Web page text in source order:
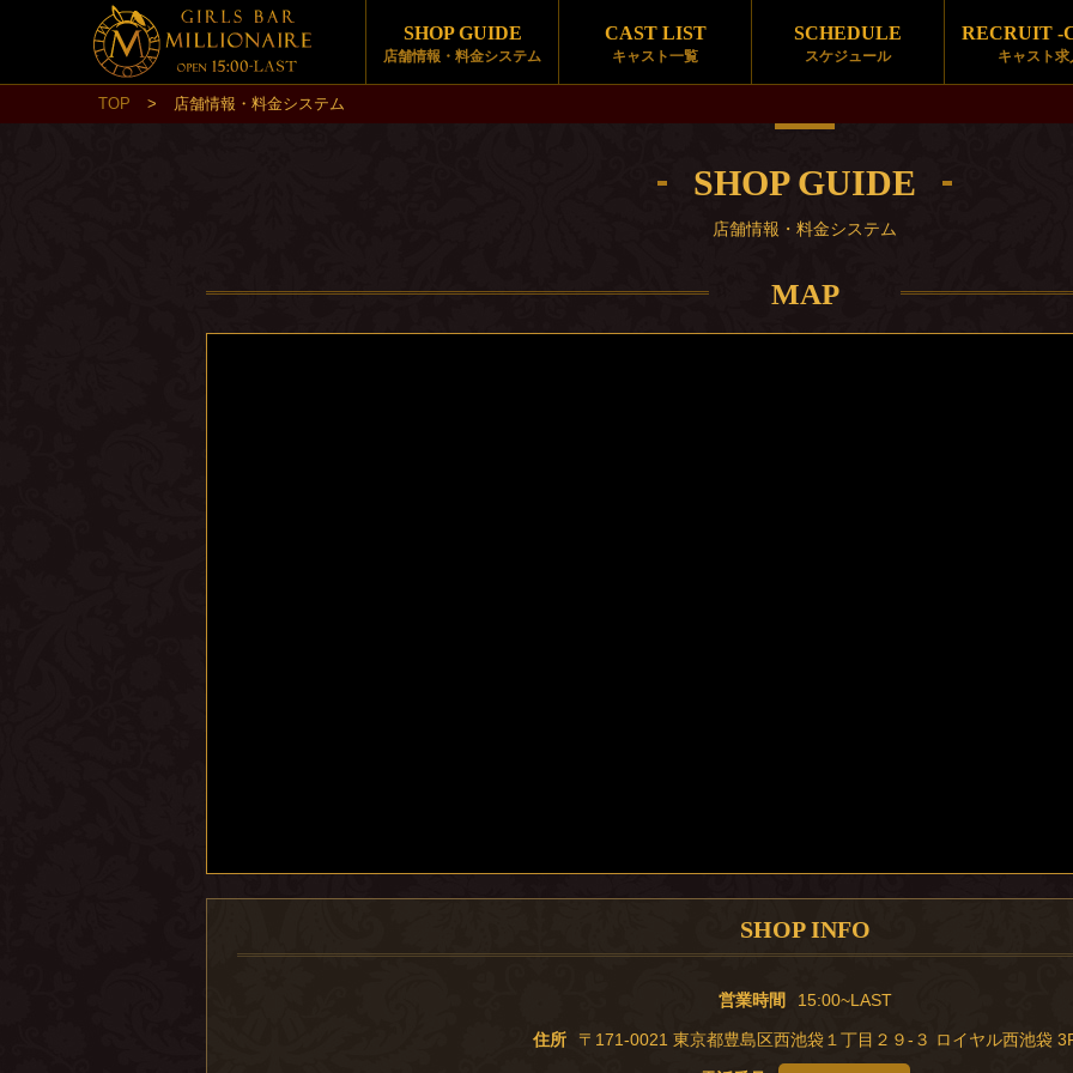
SHOP GUIDE
店舗情報・料金システム
CAST LIST
キャスト一覧
SCHEDULE
スケジュール
RECRUIT -
キャスト求
TOP > 店舗情報・料金システム
SHOP GUIDE
店舗情報・料金システム
MAP
SHOP INFO
営業時間 15:00~LAST
住所 〒171-0021 東京都豊島区西池袋１丁目２９-３ ロイヤル西池袋